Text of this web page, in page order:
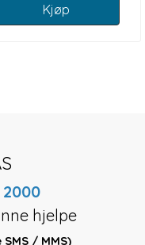
Kjøp
hjelpe
SMS / MMS)